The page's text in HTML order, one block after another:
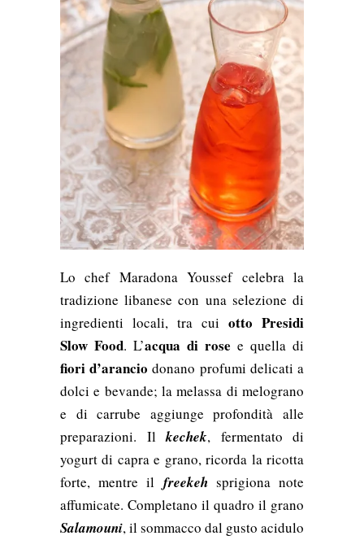
Lo chef Maradona Youssef celebra la
tradizione libanese con una selezione di
ingredienti locali, tra cui otto Presidi
Slow Food. L’acqua di rose e quella di
fiori d’arancio donano profumi delicati a
dolci e bevande; la melassa di melograno
e di carrube aggiunge profondità alle
preparazioni. Ilkechek, fermentato di
yogurt di capra e grano, ricorda la ricotta
forte, mentre il freekehsprigiona note
affumicate. Completano il quadro il grano
Salamouni, il sommacco dal gusto acidulo